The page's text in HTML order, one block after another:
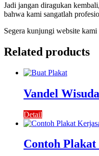
Jadi jangan diragukan
bahwa kami sangatlah
Segera kunjungi website kami
Related products
Vandel Wisuda
Detail
Contoh Plakat